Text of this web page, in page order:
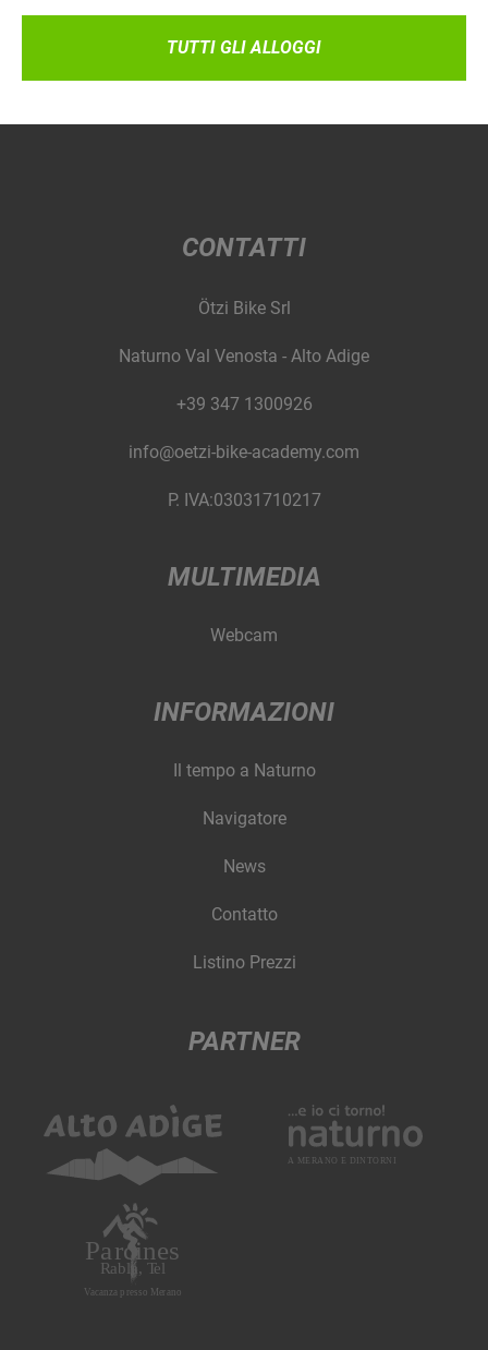
TUTTI GLI ALLOGGI
CONTATTI
Ötzi Bike Srl
Naturno Val Venosta - Alto Adige
+39 347 1300926
info@oetzi-bike-academy.com
P. IVA:03031710217
MULTIMEDIA
Webcam
INFORMAZIONI
Il tempo a Naturno
Navigatore
News
Contatto
Listino Prezzi
PARTNER